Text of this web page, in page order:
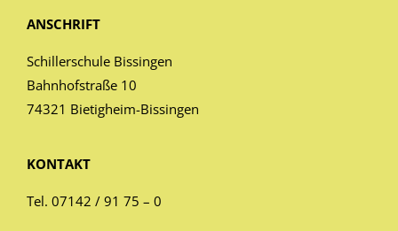
ANSCHRIFT
Schillerschule Bissingen
Bahnhofstraße 10
74321 Bietigheim-Bissingen
KONTAKT
Tel. 07142 / 91 75 – 0